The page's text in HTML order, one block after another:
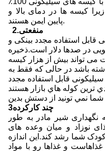
کیسه ها در دمای بالا و
پایین ایمن هستند.
2.منفعتی
قابل استفاده مجدد بینکی و
در صدها دلار است.ذخیره
می تواند بیش از هزار کیسه
باشد در حالی که فقط به
قابل استفاده مجدد
ترين کوله هاي بازار هستند
نمي تونيد از دستش بدين
3چند کارکرده
نگهداری شیر مادر به طور
نوزاد و میان وعده های
شما رشد کند.اين اندازه
و غذاها رو با مواد